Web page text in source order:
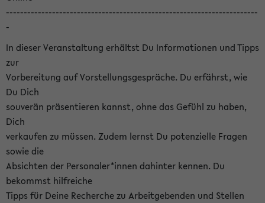
-----------------------------------------------------------------------
-
In dieser Veranstaltung erhältst Du Informationen und Tipps
zur
Vorbereitung auf Vorstellungsgespräche. Du erfährst, wie
Du Dich
souverän präsentieren kannst, ohne das Gefühl zu haben,
Dich
verkaufen zu müssen. Zudem lernst Du potenzielle Fragen
sowie die
Absichten der Personaler*innen dahinter kennen. Du
bekommst hilfreiche
Tipps für Deine Recherche zu Arbeitgebenden und Stellen